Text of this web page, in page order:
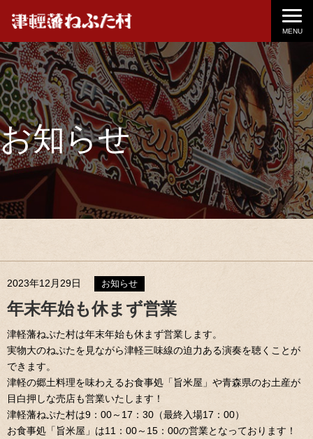
MENU
お知らせ
2023年12月29日 お知らせ
年末年始も休まず営業
津軽藩ねぷた村は年末年始も休まず営業します。
実物大のねぷたを見ながら津軽三味線の迫力ある演奏を聴くことが
できます。
津軽の郷土料理を味わえるお食事処「旨米屋」や青森県のお土産が
目白押しな売店も営業いたします！
津軽藩ねぷた村は9：00～17：30（最終入場17：00）
お食事処「旨米屋」は11：00～15：00の営業となっております！